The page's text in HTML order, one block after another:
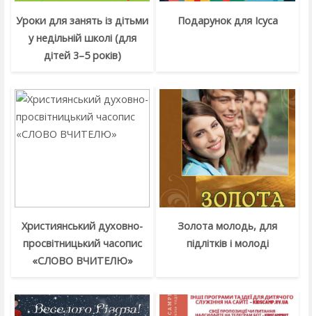
Уроки для занять із дітьми
у недільній школі (для
дітей 3–5 років)
Подарунок для Ісуса
Християнський духовно-
просвітницький часопис
«СЛОВО ВЧИТЕЛЮ»
Золота молодь, для
підлітків і молоді